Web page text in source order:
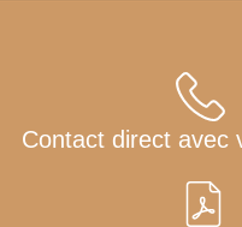
Contact direct avec